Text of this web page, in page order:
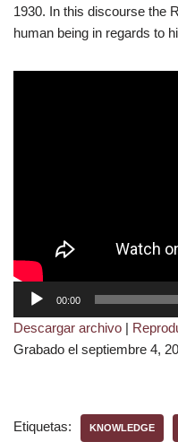
1930. In this discourse the
human being in regards to
p
r
u
00:00
Descargar archivo |
Grabado el septiembre 4,
Etiquetas: KNOWLEDGE